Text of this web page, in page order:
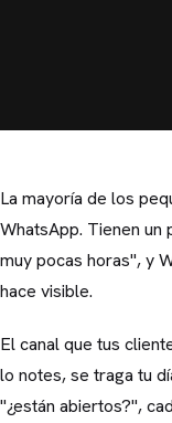
La mayoría de los
WhatsApp. Tienen
muy pocas horas", y
hace visible.
El canal que tus
lo notes, se traga tu
"¿están abiertos?",